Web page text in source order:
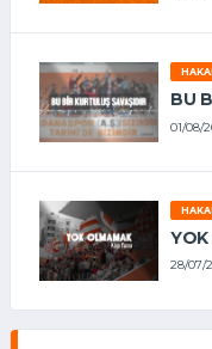
BU
01/08/
28/07/